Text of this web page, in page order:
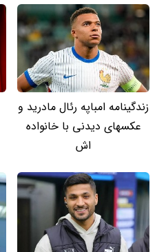
زندگینامه امباپه رئال مادرید و
عکسهای دیدنی با خانواده
اش